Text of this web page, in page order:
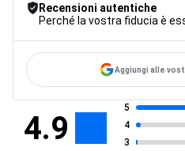
Recensioni autentiche
Aggiungi alle
4.9
5
4
3